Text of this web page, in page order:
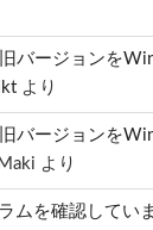
バージョンを
より
バージョンを
Maki より
ムを確認してい